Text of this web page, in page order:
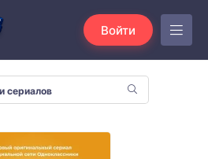
Войти